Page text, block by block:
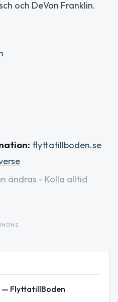
och DeVon Franklin.
flyttatillboden.se
ändras - Kolla alltid
— FlyttatillBoden